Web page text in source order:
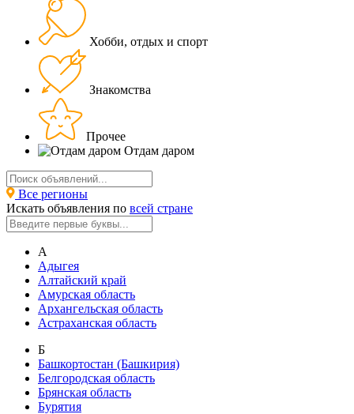
Хобби, отдых и спорт
Знакомства
Прочее
Отдам даром
Все регионы
Искать объявления по всей стране
А
Адыгея
Алтайский край
Амурская область
Архангельская область
Астраханская область
Б
Башкортостан (Башкирия)
Белгородская область
Брянская область
Бурятия